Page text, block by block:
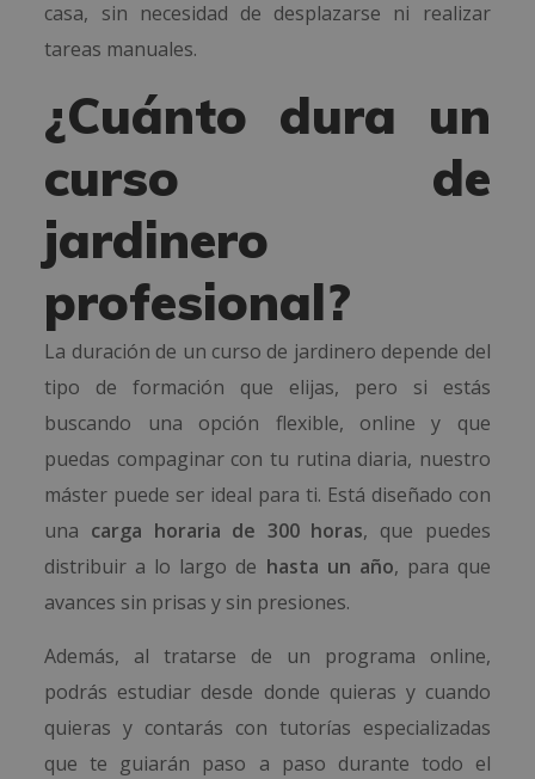
casa, sin necesidad de desplazarse ni realizar
tareas manuales.
¿Cuánto dura un
curso de
jardinero
profesional?
La duración de un curso de jardinero depende del
tipo de formación que elijas, pero si estás
buscando una opción flexible, online y que
puedas compaginar con tu rutina diaria, nuestro
máster puede ser ideal para ti. Está diseñado con
una carga horaria de 300 horas, que puedes
distribuir a lo largo de hasta un año, para que
avances sin prisas y sin presiones.
Además, al tratarse de un programa online,
podrás estudiar desde donde quieras y cuando
quieras y contarás con tutorías especializadas
que te guiarán paso a paso durante todo el